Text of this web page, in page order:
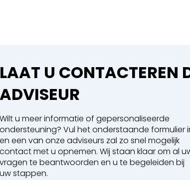
LAAT U CONTACTEREN
ADVISEUR
Wilt u meer informatie of gepersonaliseerde
ondersteuning? Vul het onderstaande formulier
en een van onze adviseurs zal zo snel mogelijk
contact met u opnemen. Wij staan klaar om al
vragen te beantwoorden en u te begeleiden bij
uw stappen.